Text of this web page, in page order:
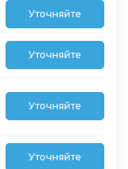
Уточняйте
Уточняйте
Уточняйте
Уточняйте